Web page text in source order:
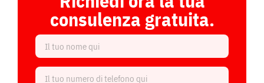
consulenza gratuita.